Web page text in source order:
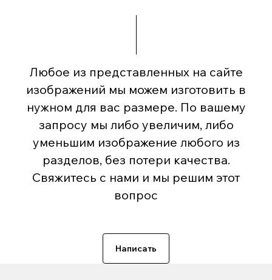
Любое из представленных на сайте
изображений мы можем изготовить в
нужном для вас размере. По вашему
запросу мы либо увеличим, либо
уменьшим изображение любого из
разделов, без потери качества.
Свяжитесь с нами и мы решим этот
вопрос
Написать